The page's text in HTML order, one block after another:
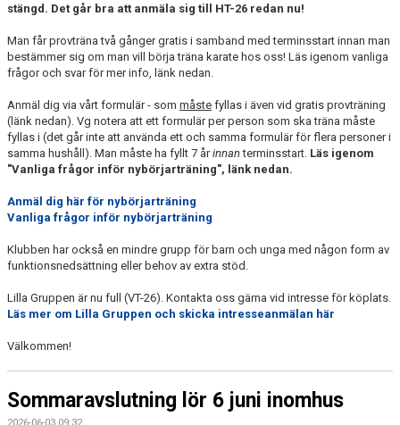
stängd. Det går bra att anmäla sig till HT-26 redan nu!
Man får provträna två gånger gratis i samband med terminsstart innan man
bestämmer sig om man vill börja träna karate hos oss! Läs igenom vanliga
frågor och svar för mer info, länk nedan.
Anmäl dig via vårt formulär - som måste fyllas i även vid gratis provträning
(länk nedan). Vg notera att ett formulär per person som ska träna måste
fyllas i (det går inte att använda ett och samma formulär för flera personer i
samma hushåll). Man måste ha fyllt 7 årinnanterminsstart. Läs igenom
"Vanliga frågor inför nybörjarträning", länk nedan.
Anmäl dig här för nybörjarträning
Vanliga frågor inför nybörjarträning
Klubben har också en mindre grupp för barn och unga med någon form av
funktionsnedsättning eller behov av extra stöd.
Lilla Gruppen är nu full (VT-26). Kontakta oss gärna vid intresse för köplats.
Läs mer om Lilla Gruppen och skicka intresseanmälan här
Välkommen!
Sommaravslutning lör 6 juni inomhus
2026-06-03 09:32